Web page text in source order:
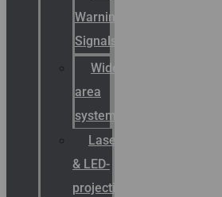
Warning
Signals
Wide
area
systemen
Laserbelijning
& LED-
projectie